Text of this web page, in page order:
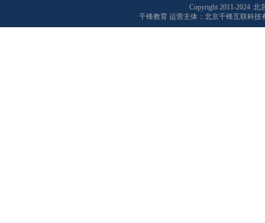
Copyright 2011-2024 北
千锋教育 运营主体：北京千锋互联科